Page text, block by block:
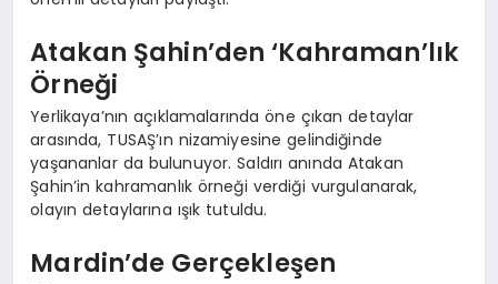
Atakan Şahin’den ‘Kahraman’lık
Örneği
Yerlikaya’nın açıklamalarında öne çıkan detaylar
arasında, TUSAŞ’ın nizamiyesine gelindiğinde
yaşananlar da bulunuyor. Saldırı anında Atakan
Şahin’in kahramanlık örneği verdiği vurgulanarak,
olayın detaylarına ışık tutuldu.
Mardin’de Gerçekleşen